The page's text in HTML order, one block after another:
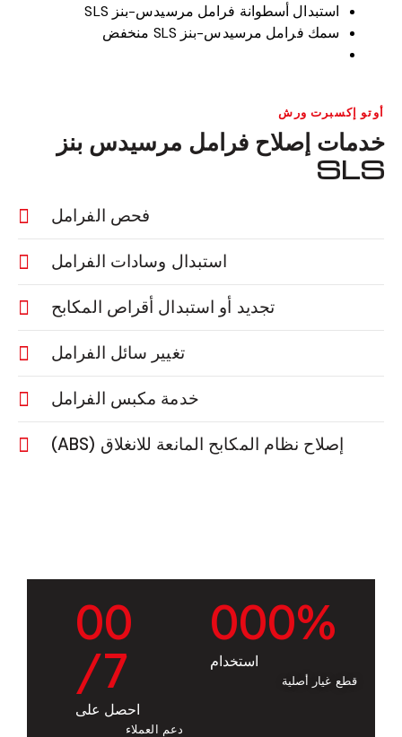
استبدال أسطوانة فرامل مرسيدس-بنز SLS
سمك فرامل مرسيدس-بنز SLS منخفض
أوتو إكسبرت ورش
خدمات إصلاح فرامل مرسيدس بنز
SLS
فحص الفرامل
استبدال وسادات الفرامل
تجديد أو استبدال أقراص المكابح
تغيير سائل الفرامل
خدمة مكبس الفرامل
إصلاح نظام المكابح المانعة للانغلاق (ABS)
000%
استخدام
قطع غيار أصلية
00
/7
احصل على
دعم العملاء